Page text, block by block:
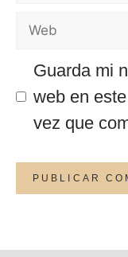
Guarda mi
web en
vez que